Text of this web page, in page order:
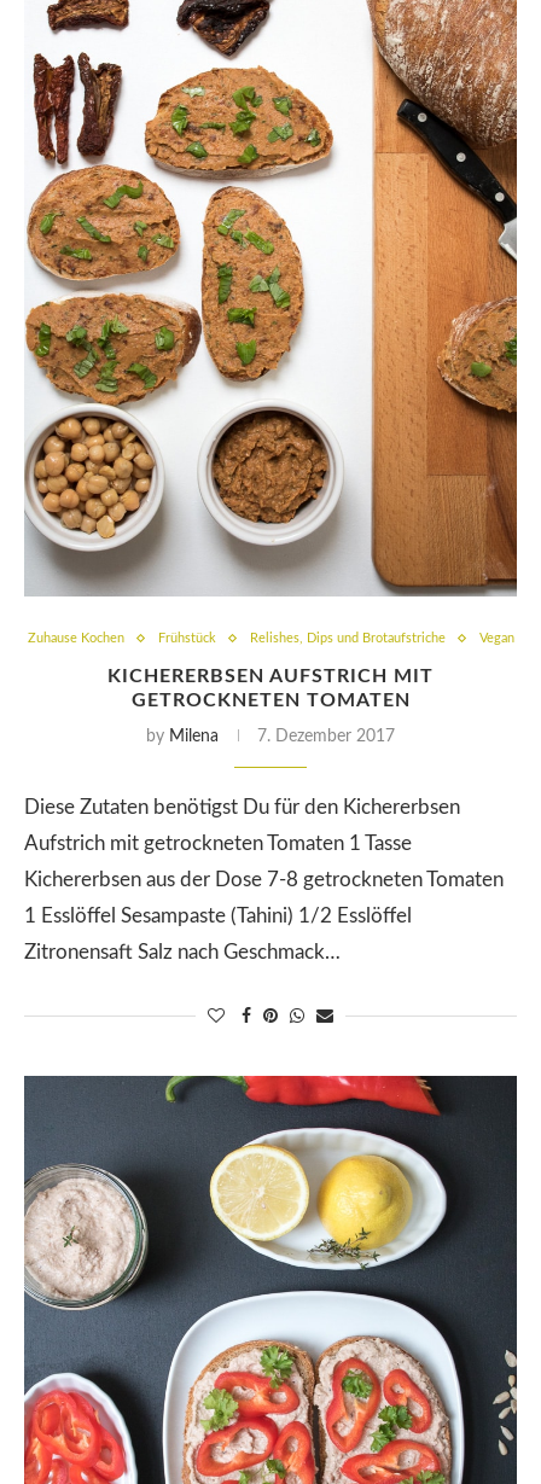
Zuhause Kochen Frühstück Relishes, Dips und Brotaufstriche Vegan
KICHERERBSEN AUFSTRICH MIT
GETROCKNETEN TOMATEN
by Milena 7. Dezember 2017
Diese Zutaten benötigst Du für den Kichererbsen
Aufstrich mit getrockneten Tomaten 1 Tasse
Kichererbsen aus der Dose 7-8 getrockneten Tomaten
1 Esslöffel Sesampaste (Tahini) 1/2 Esslöffel
Zitronensaft Salz nach Geschmack…